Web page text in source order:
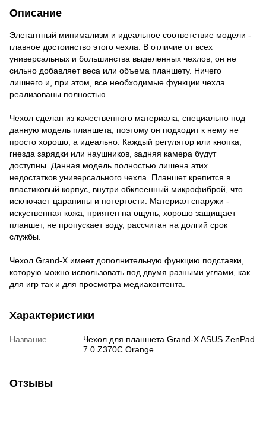
Описание
Элегантный минимализм и идеальное соответствие модели -
главное достоинство этого чехла. В отличие от всех
универсальных и большинства выделенных чехлов, он не
сильно добавляет веса или объема планшету. Ничего
лишнего и, при этом, все необходимые функции чехла
реализованы полностью.
Чехол сделан из качественного материала, специально под
данную модель планшета, поэтому он подходит к нему не
просто хорошо, а идеально. Каждый регулятор или кнопка,
гнезда зарядки или наушников, задняя камера будут
доступны. Данная модель полностью лишена этих
недостатков универсального чехла. Планшет крепится в
пластиковый корпус, внутри обклеенный микрофиброй, что
исключает царапины и потертости. Материал снаружи -
искуственная кожа, приятен на ощупь, хорошо защищает
планшет, не пропускает воду, рассчитан на долгий срок
службы.
Чехол Grand-X имеет дополнительную функцию подставки,
которую можно использовать под двумя разными углами, как
для игр так и для просмотра медиаконтента.
Характеристики
Название
Чехол для планшета Grand-X ASUS ZenPad
7.0 Z370C Orange
Отзывы